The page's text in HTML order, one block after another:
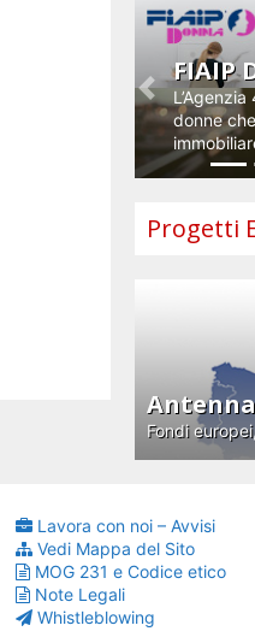
FIAIP
donne
Previous
Progetti
Fondi
Lavora con noi – Avvisi
Vedi Mappa del Sito
MOG 231 e Codice etico
Note Legali
Whistleblowing